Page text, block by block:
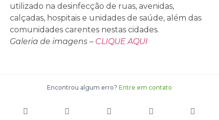
utilizado na desinfecção de ruas, avenidas,
calçadas, hospitais e unidades de saúde, além das
comunidades carentes nestas cidades.
Galeria de imagens – CLIQUE AQUI
Encontrou algum erro? Entre em contato